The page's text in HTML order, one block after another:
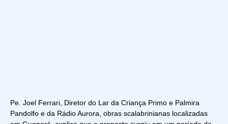
Pe. Joel Ferrari, Diretor do Lar da Criança Primo e Palmira
Pandolfo e da Rádio Aurora, obras scalabrinianas localizadas